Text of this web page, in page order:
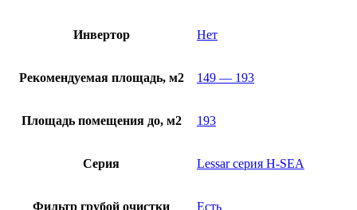
Инвертор Нет
Рекомендуемая площадь, м2 149 — 193
Площадь помещения до, м2 193
Серия Lessar серия H-SEA
Фильтр грубой очистки Есть